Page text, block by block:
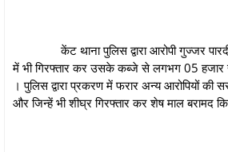
केंट थाना पुलिस द्वारा आरोपी गुज्जर
में भी गिरफ्तार कर उसके कब्जे से लगभग 05 हजार
। पुलिस द्वारा प्रकरण में फरार अन्य आरोपियों की
और जिन्हें भी शीघ्र गिरफ्तार कर शेष माल बरामद